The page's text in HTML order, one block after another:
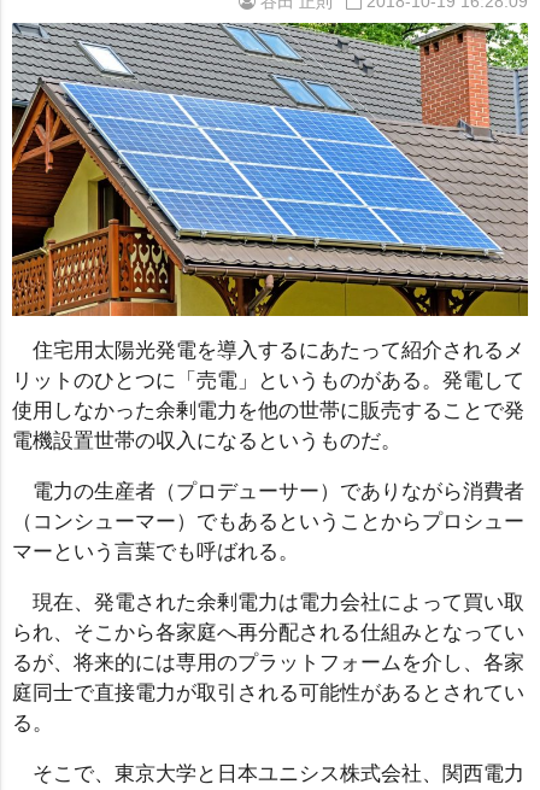
住宅用太陽光発電を導入するにあたって紹介されるメ
リットのひとつに「売電」というものがある。発電して
使用しなかった余剰電力を他の世帯に販売することで発
電機設置世帯の収入になるというものだ。
電力の生産者（プロデューサー）でありながら消費者
（コンシューマー）でもあるということからプロシュー
マーという言葉でも呼ばれる。
現在、発電された余剰電力は電力会社によって買い取
られ、そこから各家庭へ再分配される仕組みとなってい
るが、将来的には専用のプラットフォームを介し、各家
庭同士で直接電力が取引される可能性があるとされてい
る。
そこで、東京大学と日本ユニシス株式会社、関西電力